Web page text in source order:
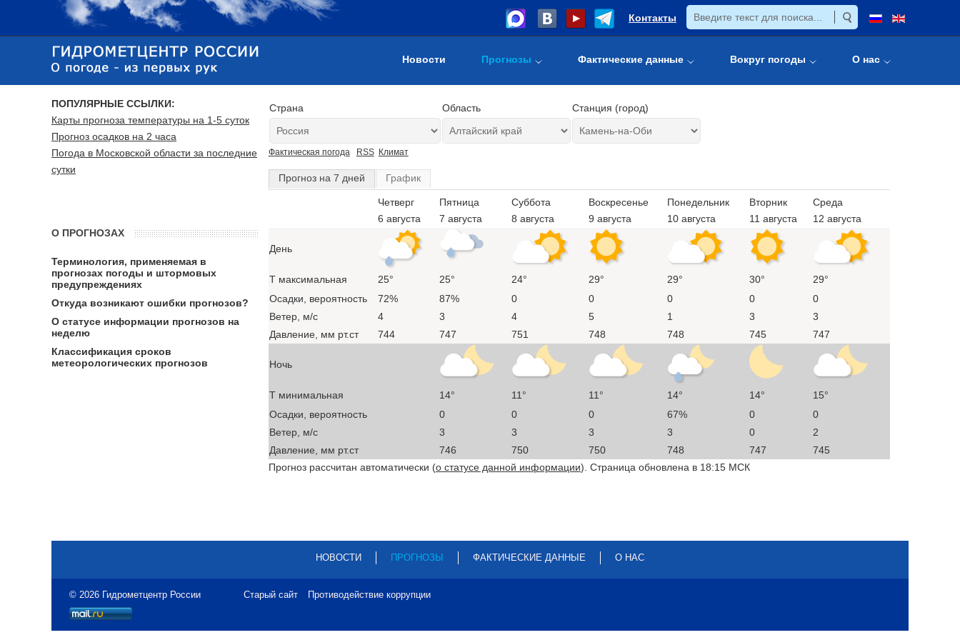
Контакты
Новости Прогнозы Фактические данные Вокруг погоды О нас
Страна Область Станция (город)
Фактическая погода RSS Климат
Прогноз на 7 дней График
Четверг
6 августа
Пятница
7 августа
Суббота
8 августа
Воскресенье
9 августа
Понедельник
10 августа
Вторник
11 августа
Среда
12 августа
День
T максимальная 25° 25° 24° 29° 29° 30°
29°
Осадки, вероятность
72% 87% 0 0 0 0
0
Ветер, м/с
4 3 4 5 1 3
3
Давление, мм рт.ст
744 747 751 748 748 745 747
Ночь
T минимальная 14° 11° 11° 14° 14°
15°
Осадки, вероятность
0 0 0 67% 0
0
Ветер, м/с
3 3 3 3 0
2
Давление, мм рт.ст
746 750 750 748 747
745
Прогноз рассчитан автоматически (о статусе данной информации). Страница обновлена в 18:15 МСК
ПОПУЛЯРНЫЕ ССЫЛКИ:
Карты прогноза температуры на 1-5 суток
Прогноз осадков на 2 часа
Погода в Московской области за последние
сутки
О ПРОГНОЗАХ
Терминология, применяемая в
прогнозах погоды и штормовых
предупреждениях
Откуда возникают ошибки прогнозов?
О статусе информации прогнозов на
неделю
Классификация сроков
метеорологических прогнозов
НОВОСТИ ПРОГНОЗЫ ФАКТИЧЕСКИЕ ДАННЫЕ О НАС
© 2026 Гидрометцентр России Старый сайт Противодействие коррупции